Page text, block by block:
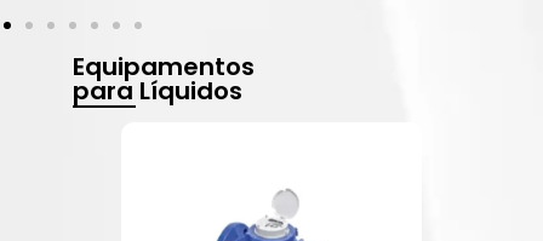
Equipamentos
para Líquidos